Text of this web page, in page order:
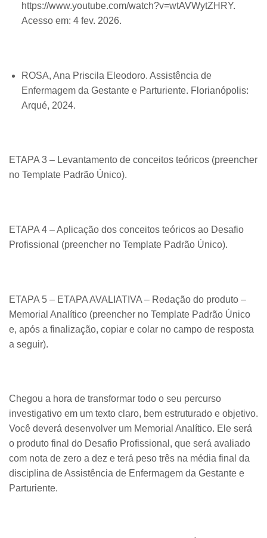
https://www.youtube.com/watch?v=wtAVWytZHRY.
Acesso em: 4 fev. 2026.
ROSA, Ana Priscila Eleodoro. Assistência de
Enfermagem da Gestante e Parturiente. Florianópolis:
Arqué, 2024.
ETAPA 3 – Levantamento de conceitos teóricos (preencher
no Template Padrão Único).
ETAPA 4 – Aplicação dos conceitos teóricos ao Desafio
Profissional (preencher no Template Padrão Único).
ETAPA 5 – ETAPA AVALIATIVA – Redação do produto –
Memorial Analítico (preencher no Template Padrão Único
e, após a finalização, copiar e colar no campo de resposta
a seguir).
Chegou a hora de transformar todo o seu percurso
investigativo em um texto claro, bem estruturado e objetivo.
Você deverá desenvolver um Memorial Analítico. Ele será
o produto final do Desafio Profissional, que será avaliado
com nota de zero a dez e terá peso três na média final da
disciplina de Assistência de Enfermagem da Gestante e
Parturiente.